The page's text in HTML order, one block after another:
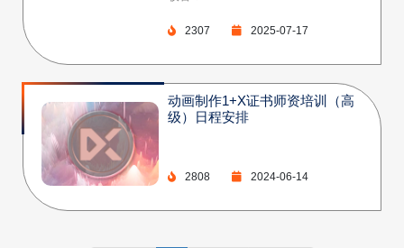
2307 2025-07-17
动画制作1+X证书师资培训（高
级）日程安排
2808 2024-06-14